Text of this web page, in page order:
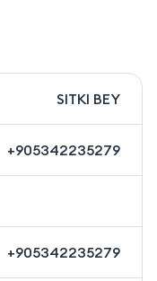
SITKI BEY
+905342235279
+905342235279